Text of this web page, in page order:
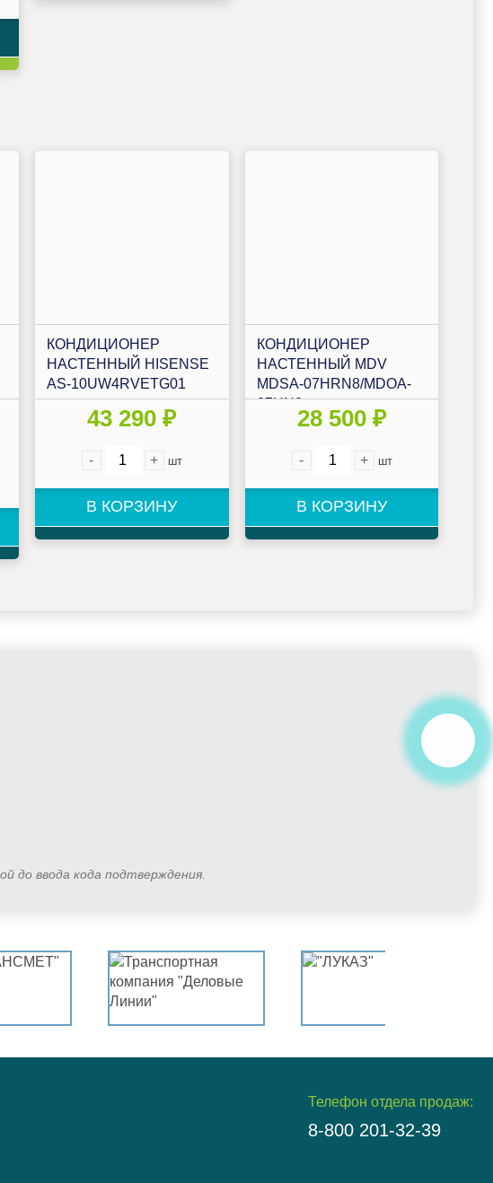
КОНДИЦИОНЕР
НАСТЕННЫЙ HISENSE
AS-10UW4RVETG01
43 290 ₽
- + шт
В КОРЗИНУ
КОНДИЦИОНЕР
НАСТЕННЫЙ MDV
MDSA-07HRN8/MDOA-
07HN8
28 500 ₽
- + шт
В КОРЗИНУ
до ввода кода подтверждения.
Телефон отдела продаж:
8-800 201-32-39